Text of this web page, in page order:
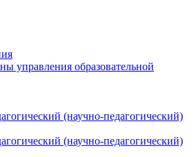
управления образовательной
(научно-педагогический)
(научно-педагогический)